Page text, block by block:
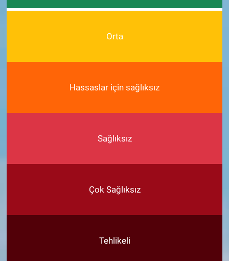
Orta
Hassaslar için sağlıksız
Sağlıksız
Çok Sağlıksız
Tehlikeli